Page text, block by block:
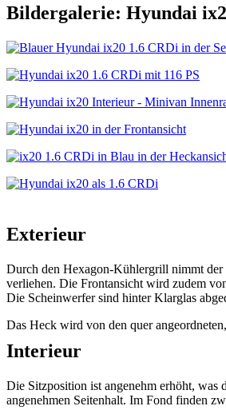
Bildergalerie: Hyundai
Exterieur
Durch den Hexagon-Kühlergrill nimmt der
verliehen. Die Frontansicht wird zudem
Die Scheinwerfer sind hinter Klarglas
Das Heck wird von den quer
Interieur
Die Sitzposition ist angenehm erhöht, was
angenehmen Seitenhalt. Im Fond finden